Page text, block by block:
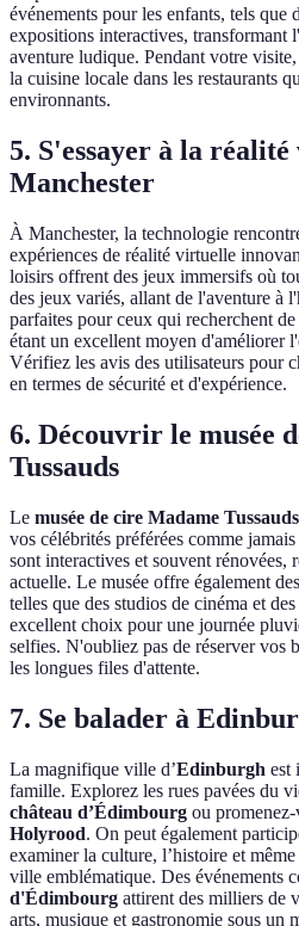
événements pour les enfants, tels que
expositions interactives, transformant
aventure ludique. Pendant votre
la cuisine locale dans les restaurants
environnants.
5. S'essayer à la
Manchester
À Manchester, la technologie
expériences de réalité virtuelle
loisirs offrent des jeux immersifs où
des jeux variés, allant de l'aventure à
parfaites pour ceux qui recherchent
étant un excellent moyen d'améliorer
Vérifiez les avis des utilisateurs pour
en termes de sécurité et d'expérience.
6. Découvrir le musée
Tussauds
Le musée de cire Madame Tussauds
vos célébrités préférées comme
sont interactives et souvent rénovées,
actuelle. Le musée offre également
telles que des studios de cinéma et
excellent choix pour une journée
selfies. N'oubliez pas de réserver vos
les longues files d'attente.
7. Se balader à
La magnifique ville d’Edinburgh est
famille. Explorez les rues pavées du
château d’Édimbourg ou
Holyrood. On peut également
examiner la culture, l’histoire et
ville emblématique. Des événements
d'Édimbourg attirent des milliers de
arts, musique et gastronomie sous un